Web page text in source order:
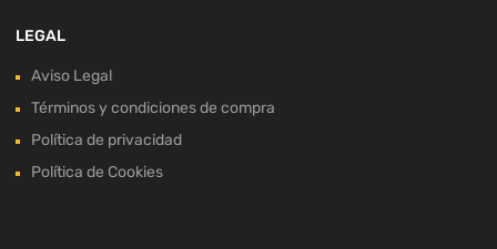
LEGAL
Aviso Legal
Términos y condiciones de compra
Política de privacidad
Política de Cookies